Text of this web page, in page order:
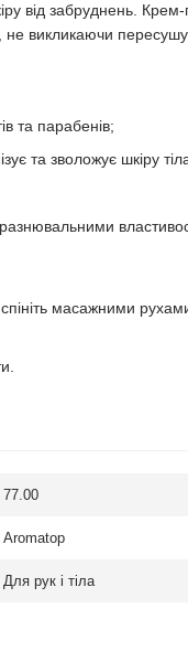
від забруднень.
не викликаючи
та парабенів;
та зволожує шкіру
спініть масажними
77.00
Aromatop
Для рук і тіла